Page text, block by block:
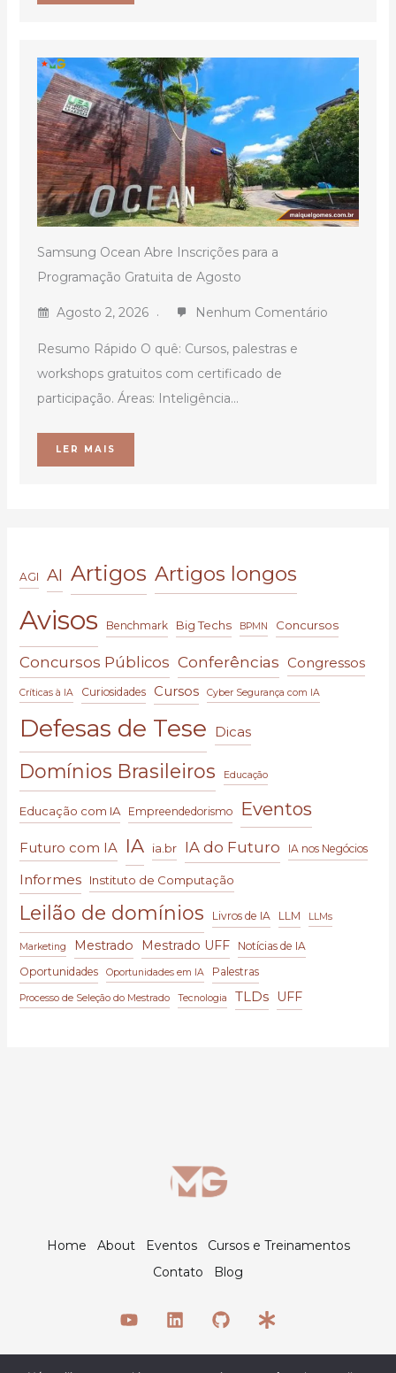
Samsung Ocean Abre Inscrições para a
Programação Gratuita de Agosto
Agosto 2, 2026 Nenhum Comentário
Resumo Rápido O quê: Cursos, palestras e
workshops gratuitos com certificado de
participação. Áreas: Inteligência...
LER MAIS
AGI AI Artigos Artigos longos
Avisos Benchmark Big Techs BPMN Concursos
Concursos Públicos Conferências Congressos
Críticas à IA Curiosidades Cursos Cyber Segurança com IA
Defesas de Tese Dicas
Domínios Brasileiros Educação
Educação com IA Empreendedorismo Eventos
Futuro com IA IA ia.br IA do Futuro IA nos Negócios
Informes Instituto de Computação
Leilão de domínios Livros de IA LLM LLMs
Marketing Mestrado Mestrado UFF
Notícias de IA
Oportunidades
Oportunidades em IA Palestras
Processo de Seleção do Mestrado Tecnologia TLDs UFF
Home About Eventos
Cursos e Treinamentos
Contato
Blog